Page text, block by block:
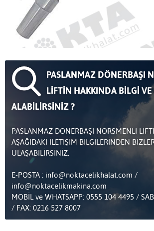
PASLANMAZ DÖNERBAŞI
LİFTİN HAKKINDA BİLGİ VE
ALABİLİRSİNİZ ?
PASLANMAZ DÖNERBAŞI NORSMENLİ
AŞAĞIDAKİ İLETİŞİM BİLGİLERİNDEN
ULAŞABİLİRSİNİZ.
E-POSTA : info@noktacelikhalat.com /
info@noktacelikmakina.com
MOBİL ve WHATSAPP: 0555 104 4495 /
/ FAX: 0216 527 8007